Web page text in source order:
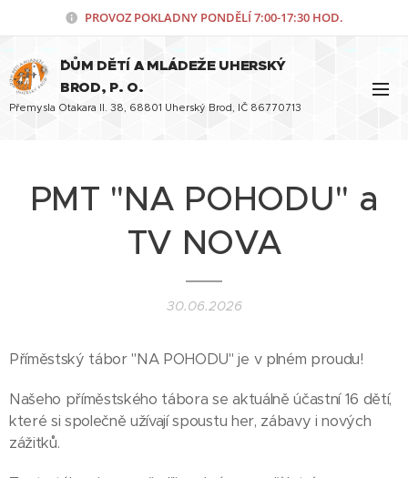
PROVOZ POKLADNY PONDĚLÍ7:00-17:30 HOD.
¨DŮM DĚTÍ A MLÁDEŽE UHERSKÝ
BROD, P. O.
Přemysla Otakara II. 38, 68801 Uherský Brod, IČ 86770713
PMT "NA POHODU" a
TV NOVA
30.06.2026
Příměstský tábor "NA POHODU" je v plném proudu!
Našeho příměstského tábora se aktuálně účastní 16 dětí,
které si společně užívají spoustu her, zábavy i nových
zážitků.